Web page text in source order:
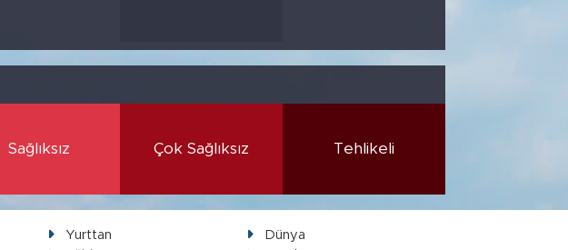
Sağlıksız Çok Sağlıksız Tehlikeli
Yurttan
Dünya